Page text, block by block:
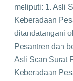
meliputi: 1. Asli
Keberadaan
ditandatangani
Pesantren dan
Asli Scan Surat
Keberadaan